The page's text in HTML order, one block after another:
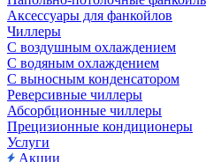
Аксессуары для фанкойлов
Чиллеры
С воздушным охлаждением
С водяным охлаждением
С выносным конденсатором
Реверсивные чиллеры
Абсорбционные чиллеры
Прецизионные кондиционеры
Услуги
Акции